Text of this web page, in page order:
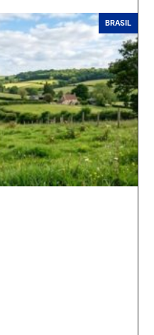
BRASIL